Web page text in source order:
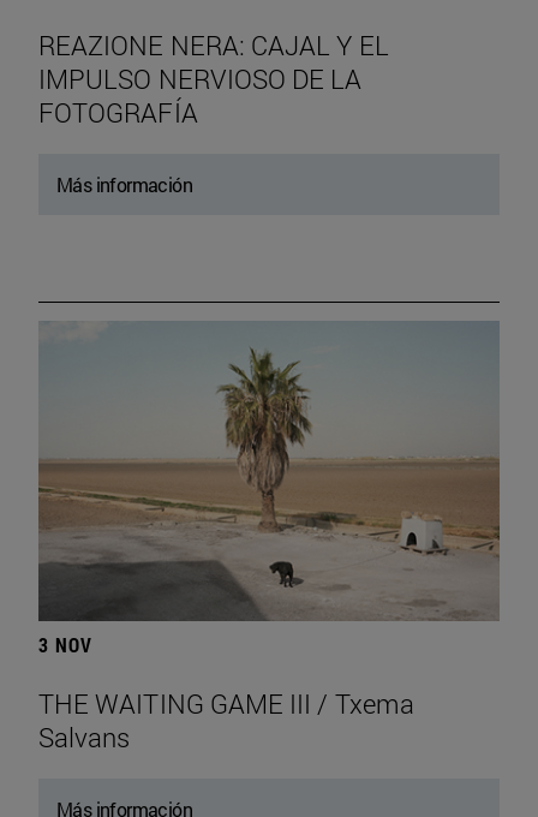
REAZIONE NERA: CAJAL Y EL
IMPULSO NERVIOSO DE LA
FOTOGRAFÍA
Más información
3 NOV
THE WAITING GAME III / Txema
Salvans
Más información